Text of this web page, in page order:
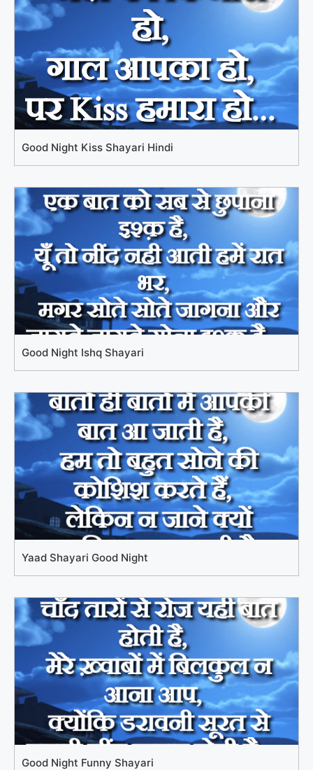
Good Night Kiss Shayari Hindi
Good Night Ishq Shayari
Yaad Shayari Good Night
Good Night Funny Shayari